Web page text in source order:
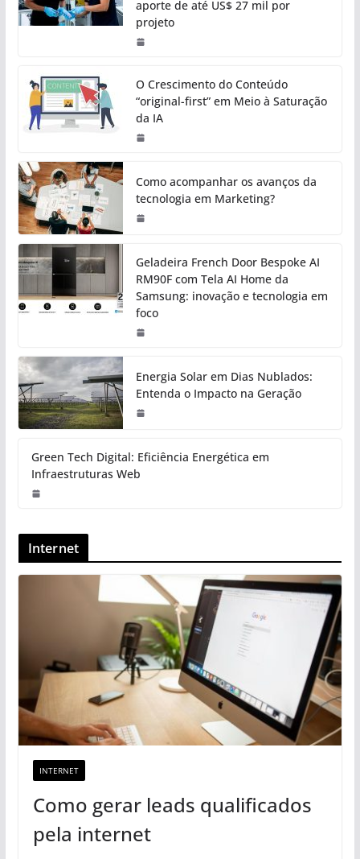
aporte de até US$ 27 mil por
projeto
O Crescimento do Conteúdo
“original-first” em Meio à Saturação
da IA
Como acompanhar os avanços da
tecnologia em Marketing?
Geladeira French Door Bespoke AI
RM90F com Tela AI Home da
Samsung: inovação e tecnologia em
foco
Energia Solar em Dias Nublados:
Entenda o Impacto na Geração
Green Tech Digital: Eficiência Energética em
Infraestruturas Web
Internet
INTERNET
Como gerar leads qualificados
pela internet